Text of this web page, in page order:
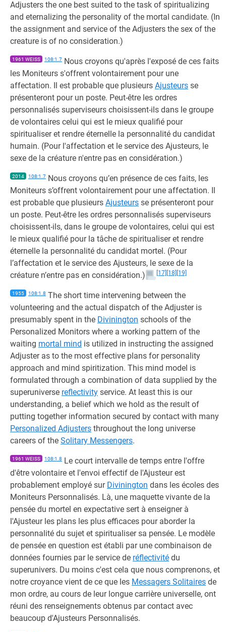
Adjusters the one best suited to the task of spiritualizing
and eternalizing the personality of the mortal candidate. (In
the assignment and service of the Adjusters the sex of the
creature is of no consideration.)
1961 WEISS 108:1.7 Nous croyons qu'après l'exposé de ces faits
les Moniteurs s'offrent volontairement pour une
affectation. Il est probable que plusieurs Ajusteurs se
présenteront pour un poste. Peut-être les ordres
personnalisés superviseurs choisissent-ils dans le groupe
de volontaires celui qui est le mieux qualifié pour
spiritualiser et rendre éternelle la personnalité du candidat
humain. (Pour l'affectation et le service des Ajusteurs, le
sexe de la créature n'entre pas en considération.)
2014 108:1.7 Nous croyons qu’en présence de ces faits, les
Moniteurs s’offrent volontairement pour une affectation. Il
est probable que plusieurs Ajusteurs se présenteront pour
un poste. Peut-être les ordres personnalisés superviseurs
choisissent-ils, dans le groupe de volontaires, celui qui est
le mieux qualifié pour la tâche de spiritualiser et rendre
éternelle la personnalité du candidat mortel. (Pour
l’affectation et le service des Ajusteurs, le sexe de la
créature n’entre pas en considération.)
[17] [18] [19]
1955 108:1.8 The short time intervening between the
volunteering and the actual dispatch of the Adjuster is
presumably spent in the Divinington schools of the
Personalized Monitors where a working pattern of the
waiting mortal mind is utilized in instructing the assigned
Adjuster as to the most effective plans for personality
approach and mind spiritization. This mind model is
formulated through a combination of data supplied by the
superuniverse reflectivity service. At least this is our
understanding, a belief which we hold as the result of
putting together information secured by contact with many
Personalized Adjusters throughout the long universe
careers of the Solitary Messengers.
1961 WEISS 108:1.8 Le court intervalle de temps entre l'offre
d'être volontaire et l'envoi effectif de l'Ajusteur est
probablement employé sur Divinington dans les écoles des
Moniteurs Personnalisés. Là, une maquette vivante de la
pensée du mortel en expectative sert à enseigner à
l'Ajusteur les plans les plus efficaces pour aborder la
personnalité du sujet et spiritualiser sa pensée. Le modèle
de pensée en question est établi par une combinaison de
données fournies par le service de réflectivité du
superunivers. Du moins c'est cela que nous comprenons, et
notre croyance vient de ce que les Messagers Solitaires de
mon ordre, au cours de leur longue carrière universelle, ont
réuni des renseignements obtenus par contact avec
beaucoup d'Ajusteurs Personnalisés.